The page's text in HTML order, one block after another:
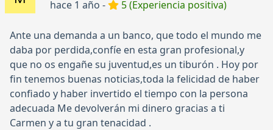
hace 1 año -
5 (Experiencia positiva)
Ante una demanda a un banco, que todo el mundo me
daba por perdida,confíe en esta gran profesional,y
que no os engañe su juventud,es un tiburón . Hoy por
fin tenemos buenas noticias,toda la felicidad de haber
confiado y haber invertido el tiempo con la persona
adecuada Me devolverán mi dinero gracias a ti
Carmen y a tu gran tenacidad .